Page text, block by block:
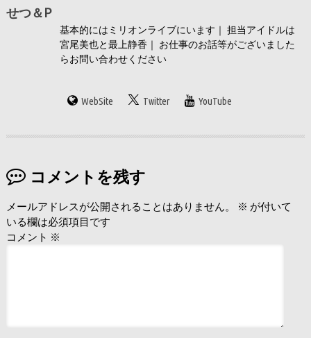
せつ＆P
基本的にはミリオンライブにいます｜ 担当アイドルは
宮尾美也と最上静香｜ お仕事のお話等がございました
らお問い合わせください
WebSite Twitter YouTube
コメントを残す
メールアドレスが公開されることはありません。 ※ が付いて
いる欄は必須項目です
コメント ※